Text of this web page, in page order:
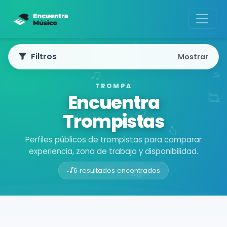
TROMPA
Encuentra
Trompistas
Perfiles públicos de trompistas para comparar
experiencia, zona de trabajo y disponibilidad.
6 resultados encontrados
Buscador de músicos
Filtros Mostrar